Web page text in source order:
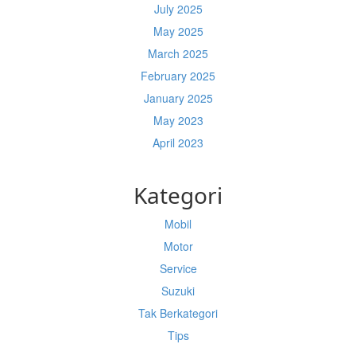
July 2025
May 2025
March 2025
February 2025
January 2025
May 2023
April 2023
Kategori
Mobil
Motor
Service
Suzuki
Tak Berkategori
Tips